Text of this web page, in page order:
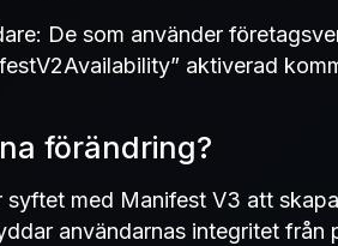
De som använder
aktiverad
förändring?
syftet med Manifest V3 att
användarnas integritet